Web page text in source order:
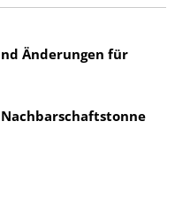
Änderungen für